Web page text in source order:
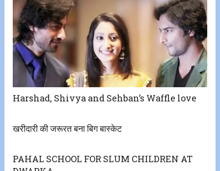
Harshad, Shivya and Sehban’s Waffle love
खरीदारी की जरूरत बना बिग बास्केट
PAHAL SCHOOL FOR SLUM CHILDREN AT